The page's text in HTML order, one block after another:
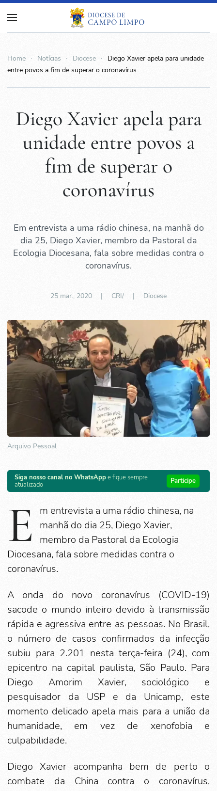
Home Notícias Diocese
Diego Xavier apela para unidade
entre povos a fim de superar o coronavírus
Diego Xavier apela para
unidade entre povos a
fim de superar o
coronavírus
Em entrevista a uma rádio chinesa, na manhã do
dia 25, Diego Xavier, membro da Pastoral da
Ecologia Diocesana, fala sobre medidas contra o
coronavírus.
25 mar., 2020 | CRI/ | Diocese
Arquivo Pessoal
Siga nosso canal no WhatsAppe fique sempre
atualizado
Participe
E
m entrevista a uma rádio chinesa, na
manhã do dia 25, Diego Xavier,
membro da Pastoral da Ecologia
Diocesana, fala sobre medidas contra o
coronavírus.
A onda do novo coronavírus (COVID-19)
sacode o mundo inteiro devido à transmissão
rápida e agressiva entre as pessoas. No Brasil,
o número de casos confirmados da infecção
subiu para 2.201 nesta terça-feira (24), com
epicentro na capital paulista, São Paulo. Para
Diego Amorim Xavier, sociológico e
pesquisador da USP e da Unicamp, este
momento delicado apela mais para a união da
humanidade, em vez de xenofobia e
culpabilidade.
Diego Xavier acompanha bem de perto o
combate da China contra o coronavírus,